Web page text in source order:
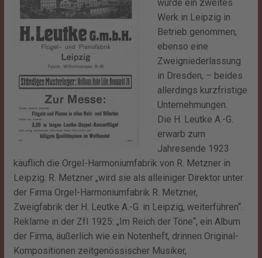
wurde ein zweites
Werk in Leipzig in
Betrieb genommen,
ebenso eine
Zweigniederlassung
in Dresden, – beides
allerdings kurzfristige
Unternehmungen.
Die H. Leutke A.-G.
erwarb zum
Jahresende 1923
käuflich die Orgel-Harmoniumfabrik von R. Metzner in
Leipzig. R. Metzner „wird sie als alleiniger Direktor unter
der Firma Orgel-Harmoniumfabrik R. Metzner,
Zweigfabrik der H. Leutke A.-G. in Leipzig, weiterführen“.
Reklame in der ZfI 1925: „Im Reich der Töne“, ein Album
der Firma, äußerlich wie ein Notenheft, drinnen Original-
Kompositionen zeitgenössischer Musiker,